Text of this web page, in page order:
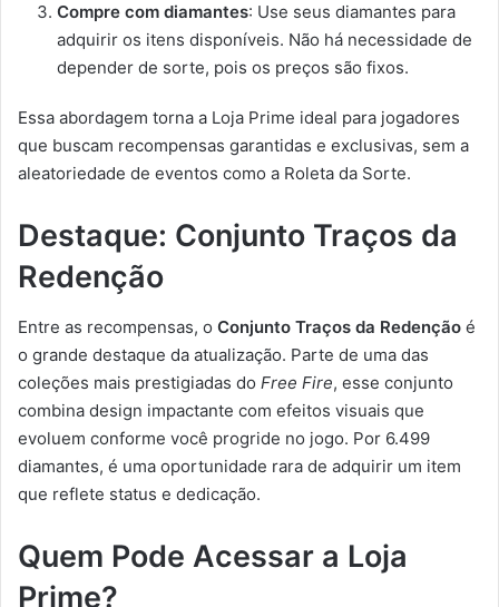
Compre com diamantes: Use seus diamantes para
adquirir os itens disponíveis. Não há necessidade de
depender de sorte, pois os preços são fixos.
Essa abordagem torna a Loja Prime ideal para jogadores
que buscam recompensas garantidas e exclusivas, sem a
aleatoriedade de eventos como a Roleta da Sorte.
Destaque: Conjunto Traços da
Redenção
Entre as recompensas, o Conjunto Traços da Redenção é
o grande destaque da atualização. Parte de uma das
coleções mais prestigiadas do Free Fire, esse conjunto
combina design impactante com efeitos visuais que
evoluem conforme você progride no jogo. Por 6.499
diamantes, é uma oportunidade rara de adquirir um item
que reflete status e dedicação.
Quem Pode Acessar a Loja
Prime?